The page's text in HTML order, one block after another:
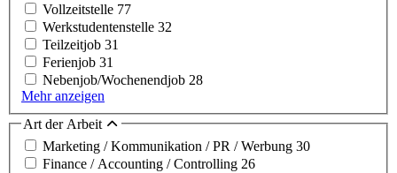
Vollzeitstelle 77
Werkstudentenstelle 32
Teilzeitjob 31
Ferienjob 31
Nebenjob/Wochenendjob 28
Mehr anzeigen
Art der Arbeit
Marketing / Kommunikation / PR / Werbung 30
Finance / Accounting / Controlling 26